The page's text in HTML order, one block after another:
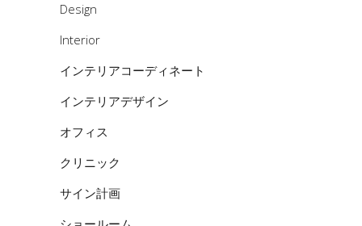
Design
Interior
インテリアコーディネート
インテリアデザイン
オフィス
クリニック
サイン計画